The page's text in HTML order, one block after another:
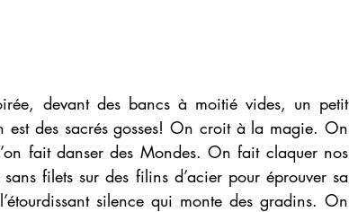
devant des bancs à moitié vides, un petit
des sacrés gosses! On croit à la magie. On
fait danser des Mondes. On fait claquer nos
filets sur des filins d’acier pour éprouver sa
silence qui monte des gradins. On